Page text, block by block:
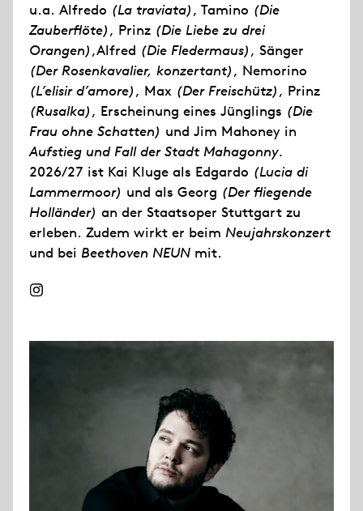
u.a. Alfredo (La traviata), Tamino (Die
Zauberflöte), Prinz (Die Liebe zu drei
Orangen),Alfred (Die Fledermaus), Sänger
(Der Rosenkavalier, konzertant), Nemorino
(L’elisir d’amore), Max (Der Freischütz), Prinz
(Rusalka), Erscheinung eines Jünglings (Die
Frau ohne Schatten) und Jim Mahoney in
Aufstieg und Fall der Stadt Mahagonny.
2026/27 ist Kai Kluge als Edgardo (Lucia di
Lammermoor) und als Georg (Der fliegende
Holländer) an der Staatsoper Stuttgart zu
erleben. Zudem wirkt er beim Neujahrskonzert
und bei Beethoven NEUN mit.